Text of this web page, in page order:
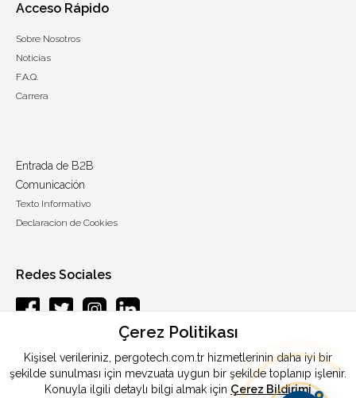
Acceso Rápido
Sobre Nosotros
Noticias
F.A.Q.
Carrera
Entrada de B2B
Comunicación
Texto Informativo
Declaracion de Cookies
Redes Sociales
ESTAMBUL
Teléfono:0090 444 46 72
Çerez Politikası
Kişisel verileriniz, pergotech.com.tr hizmetlerinin daha iyi bir
şekilde sunulması için mevzuata uygun bir şekilde toplanıp işlenir.
Konuyla ilgili detaylı bilgi almak için Çerez Bildirimi